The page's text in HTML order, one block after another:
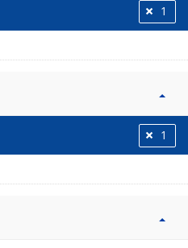
1
1